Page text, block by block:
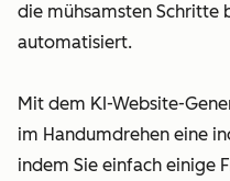
die mühsamsten Schritte
automatisiert.
Mit dem KI-Website-
im Handumdrehen eine
indem Sie einfach einige